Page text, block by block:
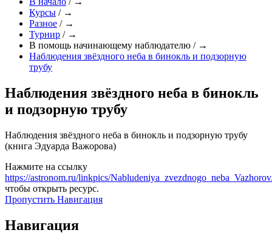
Курсы / →
Разное / →
Турнир / →
В помощь начинающему наблюдателю / →
Наблюдения звёздного неба в бинокль и подзорную
трубу
Наблюдения звёздного неба в бинокль
и подзорную трубу
Наблюдения звёздного неба в бинокль и подзорную трубу
(книга Эдуарда Важорова)
Нажмите на ссылку
https://astronom.ru/linkpics/
чтобы открыть ресурс.
Пропустить Навигация
Навигация